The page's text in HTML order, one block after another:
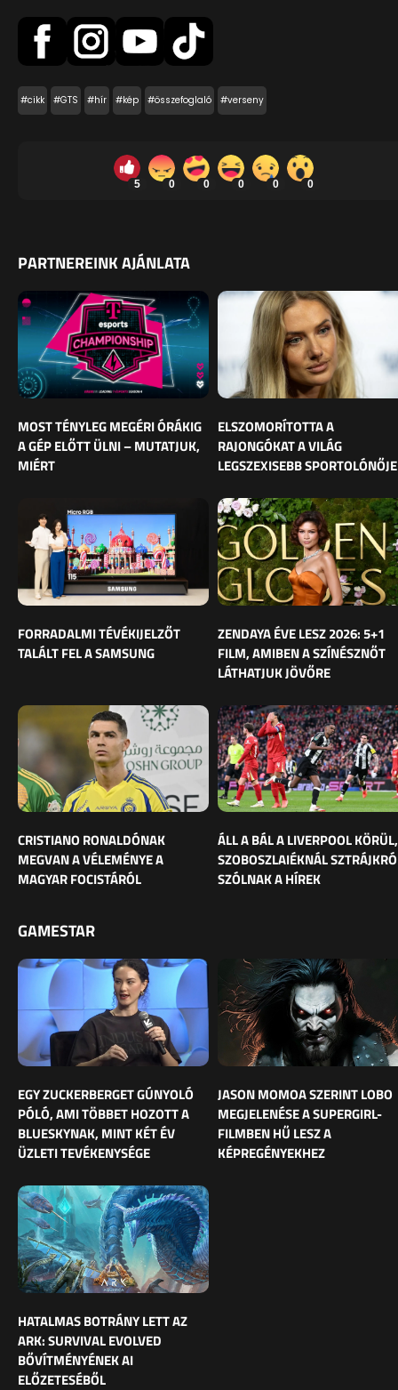
#cikk #GTS #hír #kép #összefoglaló #verseny
5 0 0 0 0 0
PARTNEREINK AJÁNLATA
MOST TÉNYLEG MEGÉRI ÓRÁKIG
A GÉP ELŐTT ÜLNI – MUTATJUK,
MIÉRT
ELSZOMORÍTOTTA A
RAJONGÓKAT A VILÁG
LEGSZEXISEBB SPORTOLÓNŐJE
FORRADALMI TÉVÉKIJELZŐT
TALÁLT FEL A SAMSUNG
ZENDAYA ÉVE LESZ 2026: 5+1
FILM, AMIBEN A SZÍNÉSZNŐT
LÁTHATJUK JÖVŐRE
CRISTIANO RONALDÓNAK
MEGVAN A VÉLEMÉNYE A
MAGYAR FOCISTÁRÓL
ÁLL A BÁL A LIVERPOOL KÖRÜL,
SZOBOSZLAIÉKNÁL
SZÓLNAK A HÍREK
GAMESTAR
EGY ZUCKERBERGET GÚNYOLÓ
PÓLÓ, AMI TÖBBET HOZOTT A
BLUESKYNAK, MINT KÉT ÉV
ÜZLETI TEVÉKENYSÉGE
JASON MOMOA SZERINT LOBO
MEGJELENÉSE A SUPERGIRL-
FILMBEN HŰ LESZ A
KÉPREGÉNYEKHEZ
HATALMAS BOTRÁNY LETT AZ
ARK: SURVIVAL EVOLVED
BŐVÍTMÉNYÉNEK AI
ELŐZETESÉBŐL